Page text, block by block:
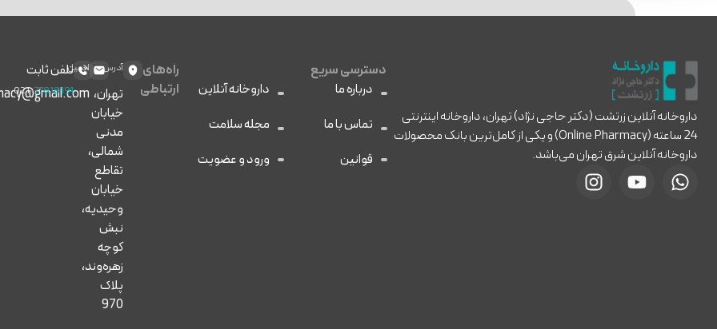
داروخانه آنلاین زرتشت (دکتر حاجی نژاد) تهران، داروخانه اینترنتی
24 ساعته (Online Pharmacy) و یکی از کامل‌ترین بانک محصولات
داروخانه آنلاین شرق تهران می‌باشد.
دسترسی سریع
درباره ما
تماس با ما
قوانین
داروخانه آنلاین
مجله سلامت
ورود و عضویت
راه‌های
ارتباطی
آدرس
تهران،
خیابان
مدنی
شمالی،
تقاطع
خیابان
وحیدیه،
نبش
کوچه
زهره‌وند،
پلاک
970
ایمیلتلفن ثابت
021-77818191